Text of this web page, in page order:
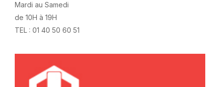
Mardi au Samedi
de 10H à 19H
TEL : 01 40 50 60 51